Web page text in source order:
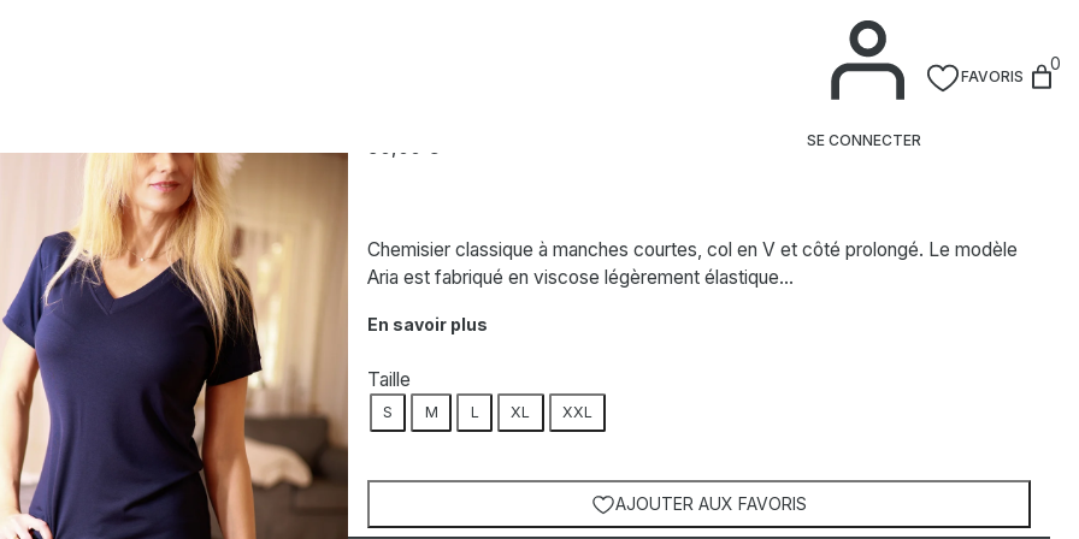
SE CONNECTER
FAVORIS
0
50,00 €
Chemisier classique à manches courtes, col en V et côté prolongé. Le modèle
Aria est fabriqué en viscose légèrement élastique…
En savoir plus
Taille
S M L XL XXL
AJOUTER AUX FAVORIS